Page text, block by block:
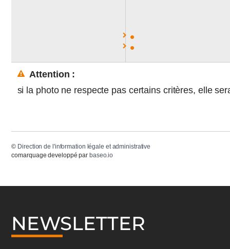
Attention :
si la photo ne respecte pas certains critères, elle
© Direction de l'information légale et administrative
comarquage developpé par baseo.io
NEWSLETTER